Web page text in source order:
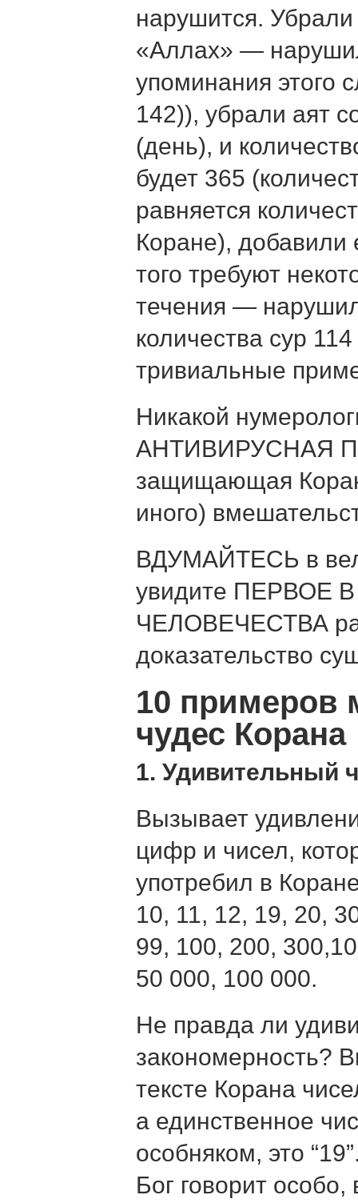
нарушится.
«Аллах» —
упоминания этого
142)), убрали аят
(день), и
будет 365
равняется
Коране), добавили
того требуют
течения —
количества сур
тривиальные
Никакой
АНТИВИРУСНАЯ
защищающая Коран
иного)
ВДУМАЙТЕСЬ в
увидите ПЕРВОЕ
ЧЕЛОВЕЧЕСТВА
доказательство
10 примеров
чудес Корана
1. Удивительный
Вызывает
цифр и чисел,
употребил в
10, 11, 12, 19, 20,
99, 100, 200,
50 000, 100 000.
Не правда ли
закономерность?
тексте Корана
а единственное
особняком, это
Бог говорит